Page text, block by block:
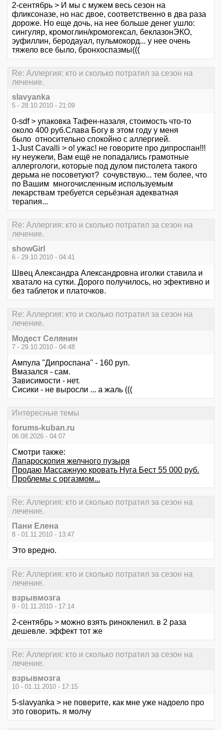
2-сентябрь > И мы с мужем весь сезон на
фликсоназе, но нас двое, соответственно в два раза
дороже. Но еще дочь, на нее больше денег ушло:
сингуляр, кромоглин/кромогексал, беклазонЭКО,
эуфиллин, беродауал, пульмокорд... у нее очень
тяжело все было, бронхоспазмы(((
Re: Аллергия: кто и сколько потратил за сезон на
лечение.
slavyanka
5 - 28.10.2010 - 21:09
0-sdf > упаковка Тафен-назаля, стоимость что-то
около 400 руб.Слава Богу в этом году у меня
было относительно спокойно с аллергией.
1-Just Cavalli > о! ужас! не говорите про дипроспан!!!
ну неужели, Вам ещё не попадались грамотные
аллергологи, которые под дулом пистолета такого
дерьма не посоветуют? сочувствую... тем более, что
по Вашим многочисленным используемым
лекарствам требуется серьёзная адекватная
терапия...
Re: Аллергия: кто и сколько потратил за сезон на
лечение.
showGirl
6 - 29.10.2010 - 04:41
Швец Александра Александровна иголки ставила и
хватало на сутки. Дорого получилось, но эфективно и
без таблеток и платочков.
Re: Аллергия: кто и сколько потратил за сезон на
лечение.
Модест Селянин
7 - 29.10.2010 - 04:48
Ампула "Дипроспана" - 160 руп.
Вмазался - сам.
Зависимости - нет.
Сисики - не выросли ... а жаль (((
Интересные темы
forums-kuban.ru
06.08.2026 - 04:07
Смотри также:
Лапароскопия желчного пузыря
Продаю Массажную кровать Нуга Бест 55 000 руб.
Проблемы с оргазмом...
Re: Аллергия: кто и сколько потратил за сезон на
лечение.
Пани Елена
8 - 01.11.2010 - 13:47
Это вредно.
Re: Аллергия: кто и сколько потратил за сезон на
лечение.
взрывмозга
9 - 01.11.2010 - 17:14
2-сентябрь > можно взять ринокленил. в 2 раза
дешевле. эффект тот же
Re: Аллергия: кто и сколько потратил за сезон на
лечение.
взрывмозга
10 - 01.11.2010 - 17:15
5-slavyanka > не поверите, как мне уже надоело про
это говорить. я молчу